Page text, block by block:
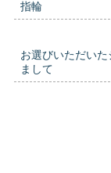
指輪
お選びいただい
まして